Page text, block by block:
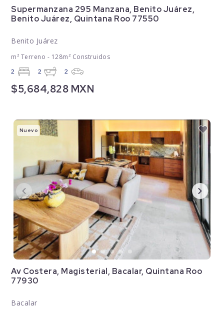
Supermanzana 295 Manzana, Benito Juárez,
Benito Juárez, Quintana Roo 77550
Benito Juárez
m² Terreno - 128m² Construidos
2 2 2
$5,684,828 MXN
Av Costera, Magisterial, Bacalar, Quintana Roo
77930
Bacalar
Nuevo